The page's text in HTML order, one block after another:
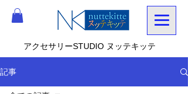
アクセサリーSTUDIO ヌッテキッテ
記事